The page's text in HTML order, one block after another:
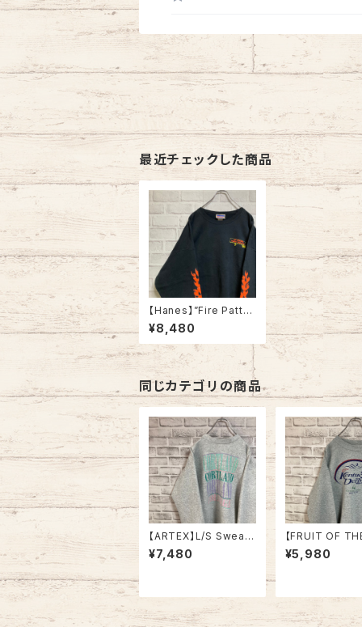
最近チェックした商品
【Hanes】”Fire Patter
n” Sweat XL スウェッ
ト トレーナー ファイヤ
ーパターン スリーブプ
リント 胸プリント バック
プリント ビッグシルエッ
ト オーバーサイズ 太ア
ーム アメリカ 古着
¥8,480
同じカテゴリの商品
【ARTEX】L/S Sweat
XL 70-80s Made in
USA “CORTLAND ”
立大学 コートランド校
USA製 アメリカ USA
古着
¥7,480
【FRUIT OF
OM】L/S
ner L 2000s “
ケンタッキーダ
レッド アメリカ
¥5,980